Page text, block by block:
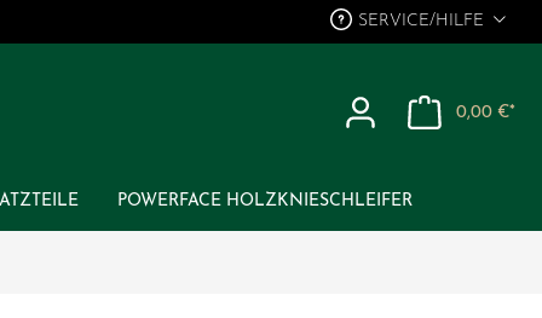
SERVICE/HILFE
0,00 €*
POWERFACE HOLZKNIESCHLEIFER